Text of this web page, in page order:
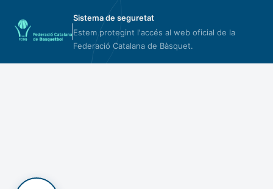
Sistema de seguretat
Estem protegint l'accés al web oficial de la
Federació Catalana de Bàsquet.